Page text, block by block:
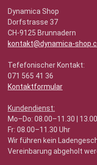
Dynamica Shop
Dorfstrasse 37
CH-9125 Brunnadern
kontakt@dynamica-
Tefefonischer Kontakt:
071 565 41 36
Kontaktformular
Kundendienst:
Mo–Do: 08.00–11.30 |
Fr: 08.00–11.30 Uhr
Wir führen kein
Vereinbarung abgeholt